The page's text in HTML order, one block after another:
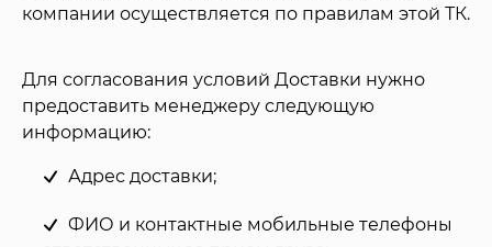
компании осуществляется по правилам этой ТК.
Для согласования условий Доставки нужно
предоставить менеджеру следующую
информацию:
Адрес доставки;
ФИО и контактные мобильные телефоны